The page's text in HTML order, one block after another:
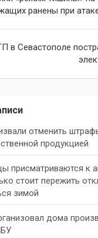
ранены при
в Севастополе
отменить
продукцией
присматриваются к
стоит пережить
зимой
дома